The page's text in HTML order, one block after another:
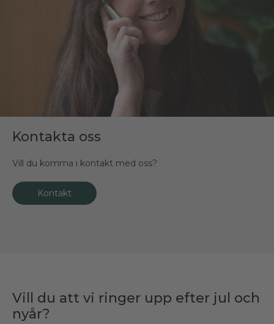
Kontakta oss
Vill du komma i kontakt med oss?
Kontakt
Vill du att vi ringer upp efter jul och
nyår?